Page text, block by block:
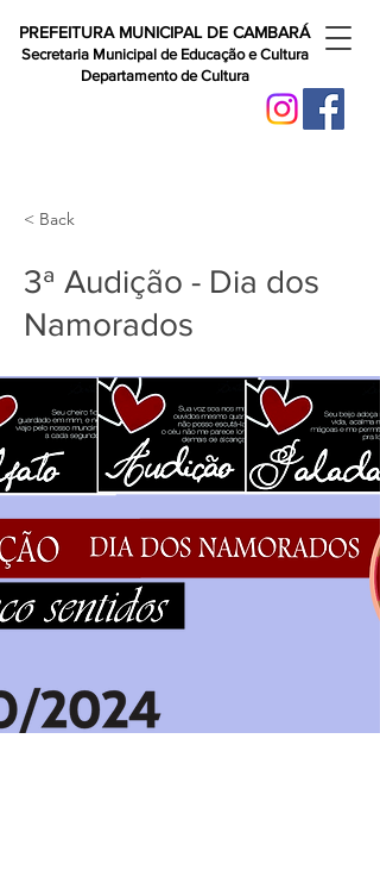
PREFEITURA MUNICIPAL DE CAMBARÁ
Secretaria Municipal de Educação e Cultura
Departamento de Cultura
< Back
3ª Audição - Dia dos
Namorados